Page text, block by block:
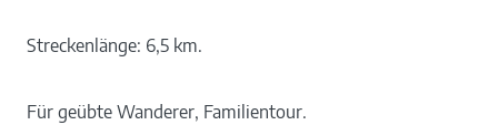
Streckenlänge: 6,5 km.
Für geübte Wanderer, Familientour.